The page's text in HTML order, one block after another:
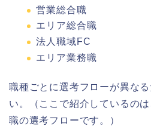
営業総合職
エリア総合職
法人職域FC
エリア業務職
職種ごとに選考フローが異な
い。（ここで紹介しているの
職の選考フローです。）